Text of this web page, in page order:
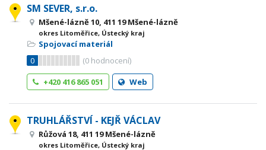
SM SEVER, s.r.o.
Mšené-lázně 10, 411 19 Mšené-lázně
okres Litoměřice, Ústecký kraj
Spojovací materiál
0
(0 hodnocení)
+420 416 865 051
Web
TRUHLÁŘSTVÍ - KEJŘ VÁCLAV
Růžová 18, 411 19 Mšené-lázně
okres Litoměřice, Ústecký kraj